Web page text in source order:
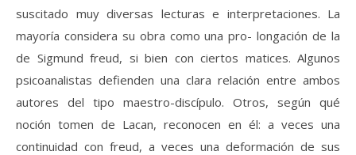
suscitado muy diversas lecturas e interpretaciones. La
mayoría considera su obra como una pro- longación de la
de Sigmund freud, si bien con ciertos matices. Algunos
psicoanalistas defienden una clara relación entre ambos
autores del tipo maestro-discípulo. Otros, según qué
noción tomen de Lacan, reconocen en él: a veces una
continuidad con freud, a veces una deformación de sus